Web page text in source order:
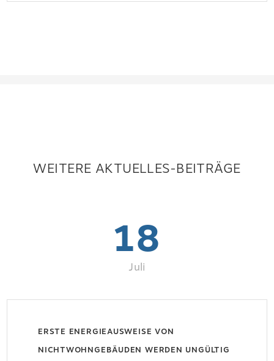
WEITERE AKTUELLES-BEITRÄGE
18
Juli
ERSTE ENERGIEAUSWEISE VON
NICHTWOHNGEBÄUDEN WERDEN UNGÜLTIG